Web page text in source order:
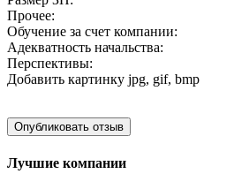
Прочее:
Обучение за счет компании:
Адекватность начальства:
Перспективы:
Добавить картинку jpg, gif, bmp
Лучшие компании